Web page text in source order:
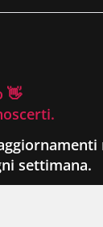
👋
settimana.